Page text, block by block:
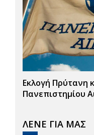
Εκλογή Πρύτανη
Πανεπιστημίου
ΛΕΝΕ ΓΙΑ ΜΑΣ